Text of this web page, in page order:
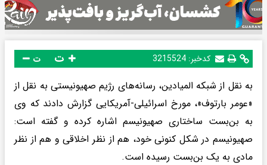
کدخبر: 3215524 ت
به نقل از شبکه المیادین، رسانه‌های رژیم صهیونیستی به نقل از
«عومر بارتوف»، مورخ اسرائیلی-آمریکایی گزارش دادند که وی
به بن‌بست ساختاری صهیونیسم اشاره کرده و گفته است:
صهیونیسم در شکل کنونی خود، هم از نظر اخلاقی و هم از نظر
مادی به یک بن‌بست رسیده است.